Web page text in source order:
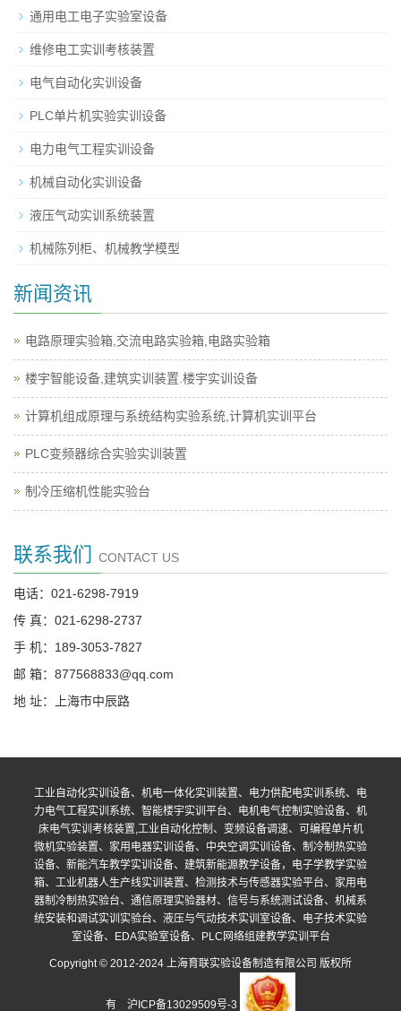
通用电工电子实验室设备
维修电工实训考核装置
电气自动化实训设备
PLC单片机实验实训设备
电力电气工程实训设备
机械自动化实训设备
液压气动实训系统装置
机械陈列柜、机械教学模型
新闻资讯
电路原理实验箱,交流电路实验箱,电路实验箱
楼宇智能设备,建筑实训装置.楼宇实训设备
计算机组成原理与系统结构实验系统,计算机实训平台
PLC变频器综合实验实训装置
制冷压缩机性能实验台
联系我们 CONTACT US
电话：021-6298-7919
传 真：021-6298-2737
手 机：189-3053-7827
邮 箱：877568833@qq.com
地 址：上海市中辰路
工业自动化实训设备、机电一体化实训装置、电力供配电实训系统、电
力电气工程实训系统、智能楼宇实训平台、电机电气控制实验设备、机
床电气实训考核装置,工业自动化控制、变频设备调速、可编程单片机
微机实验装置、家用电器实训设备、中央空调实训设备、制冷制热实验
设备、新能汽车教学实训设备、建筑新能源教学设备，电子学教学实验
箱、工业机器人生产线实训装置、检测技术与传感器实验平台、家用电
器制冷制热实验台、通信原理实验器材、信号与系统测试设备、机械系
统安装和调试实训实验台、液压与气动技术实训室设备、电子技术实验
室设备、EDA实验室设备、PLC网络组建教学实训平台
Copyright © 2012-2024 上海育联实验设备制造有限公司 版权所
有 沪ICP备13029509号-3